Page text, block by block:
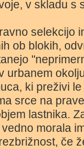
v skladu s
selekcijo
ob blokih,
urbanem
ki preživi
srce na
lastnika.
morala
če